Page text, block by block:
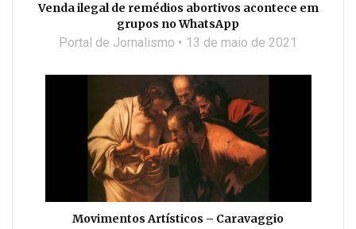
Venda ilegal de remédios abortivos acontece em
grupos no WhatsApp
Portal de Jornalismo 13 de maio de 2021
Movimentos Artísticos – Caravaggio